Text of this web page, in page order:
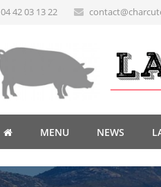
04 42 03 13 22
MENU NEWS